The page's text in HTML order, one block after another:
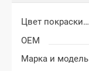
Цвет покраски ВАЗ 2113, 2114, 2115
OEM
Марка и модель